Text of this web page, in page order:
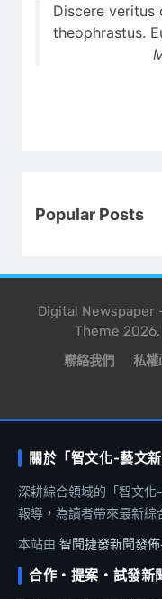
Discere veritus
theophrastus.
Popular Posts
Digital Newspaper
Theme
聯絡我們 私權
關於「智文化-藝文新
深耕綜合領域的「智文
報導，為讀者帶來最新綜
本站由 智聞捷發新聞發
合作・提案・試發新